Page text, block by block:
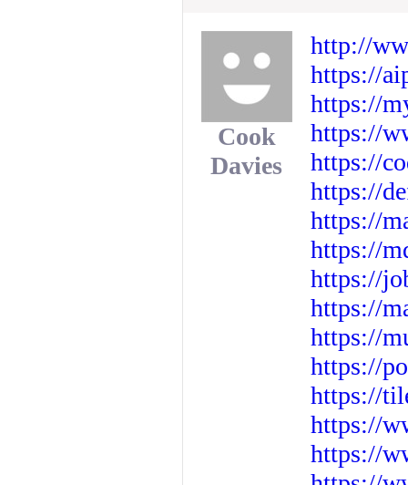
Cook
Davies
http://
https://
https://
https://
https://
https://
https://
https://
https://
https://
https://
https://
https://
https://
https://